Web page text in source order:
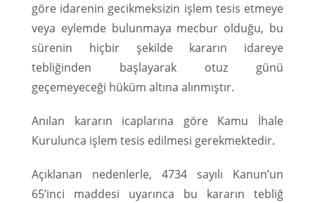
göre idarenin gecikmeksizin işlem tesis etmeye
veya eylemde bulunmaya mecbur olduğu, bu
sürenin hiçbir şekilde kararın idareye
tebliğinden başlayarak otuz günü
geçemeyeceği hüküm altına alınmıştır.
Anılan kararın icaplarına göre Kamu İhale
Kurulunca işlem tesis edilmesi gerekmektedir.
Açıklanan nedenlerle, 4734 sayılı Kanun’un
65’inci maddesi uyarınca bu kararın tebliğ